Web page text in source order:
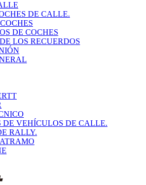
DE CALLE.
DE COCHES
LOS RECUERDOS
DE VEHÍCULOS DE CALLE.
RALLY.